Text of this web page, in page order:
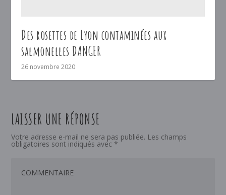
Des rosettes de Lyon contaminées aux
salmonelles DANGER
26 novembre 2020
LAISSER UNE RÉPONSE
Votre adresse e-mail ne sera pas publiée. Les champs
obligatoires sont indiqués avec *